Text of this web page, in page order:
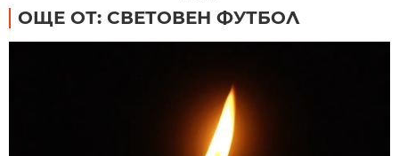
ОЩЕ ОТ: СВЕТОВЕН ФУТБОЛ